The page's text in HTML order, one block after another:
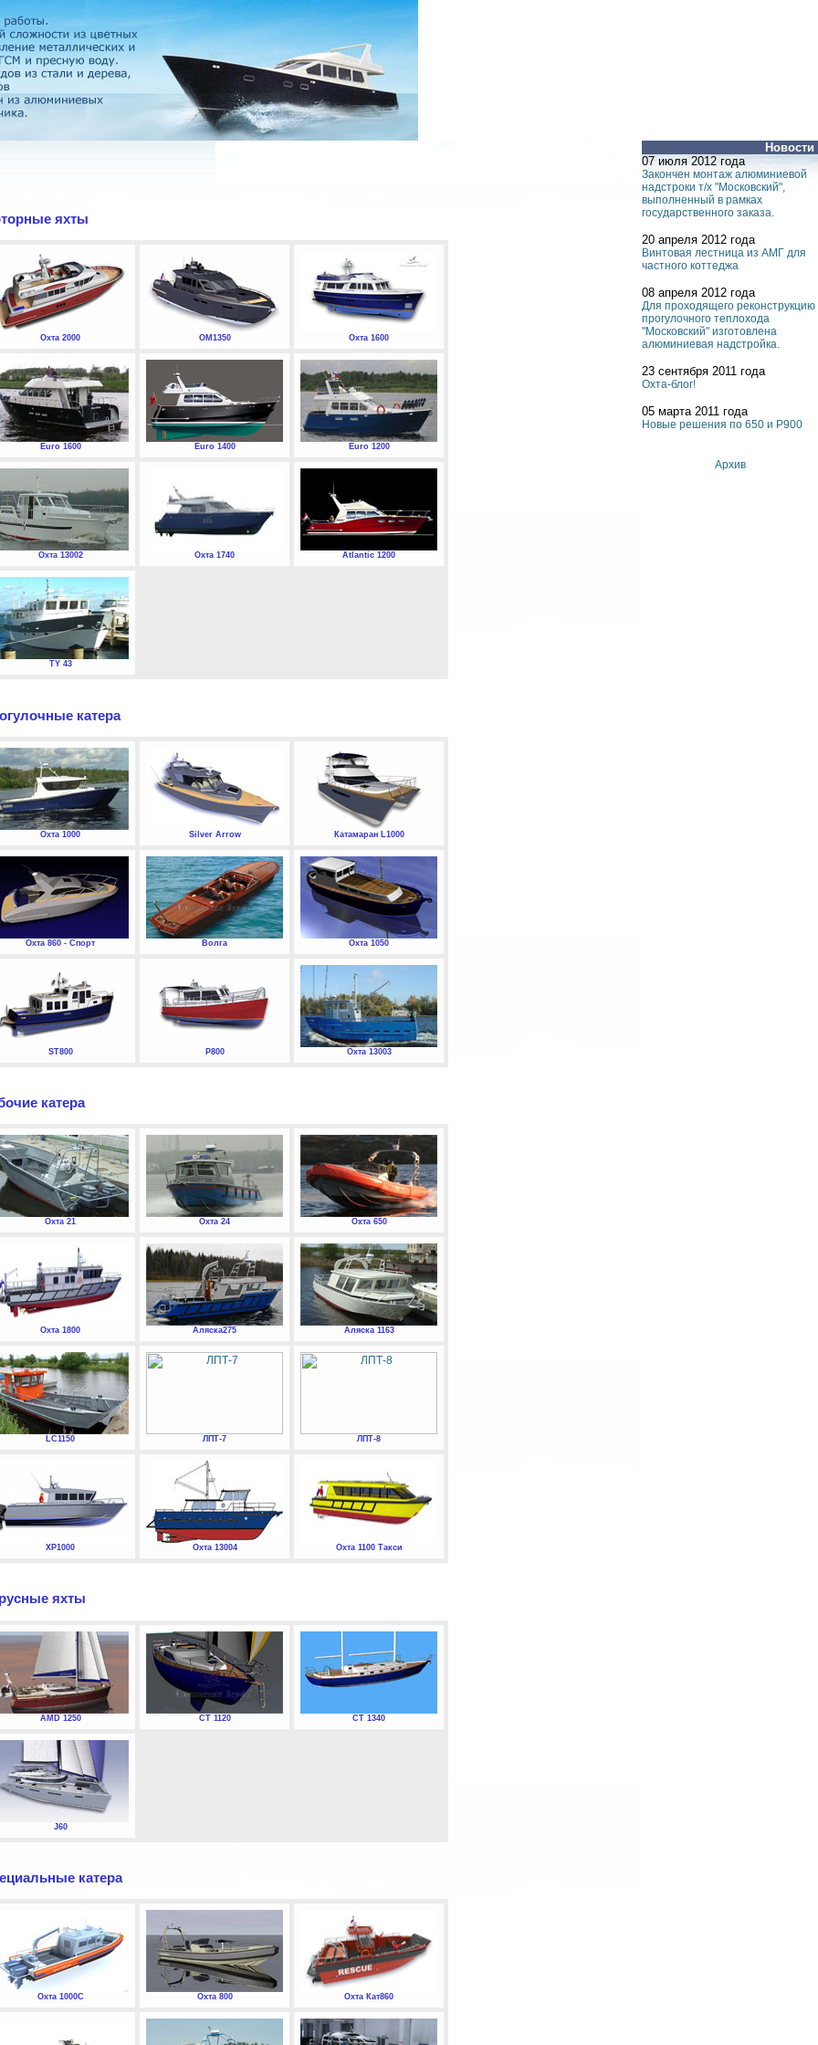
Новости
07 июля 2012 года
Закончен монтаж алюминиевой
надстроки т/х "Московский",
выполненный в рамках
государственного заказа.
20 апреля 2012 года
Винтовая лестница из АМГ для
частного коттеджа
08 апреля 2012 года
Для проходящего реконструкцию
прогулочного теплохода
"Московский" изготовлена
алюминиевая надстройка.
23 сентября 2011 года
Охта-блог!
05 марта 2011 года
Новые решения по 650 и P900
Архив
яхты
Охта 2000 ОМ1350 Охта 1600
Euro 1600 Euro 1400 Euro 1200
Охта 13002 Охта 1740 Atlantic 1200
TY 43
катера
Охта 1000 Silver Arrow Катамаран L1000
Охта 860 - Спорт Волга Охта 1050
ST800 P800 Охта 13003
катера
Охта 21 Охта 24 Охта 650
Охта 1800 Аляска275 Аляска 1163
LC1150 ЛПТ-7 ЛПТ-8
XP1000 Охта 13004 Охта 1100 Такси
яхты
AMD 1250 СТ 1120 СТ 1340
J60
катера
Охта 1000С Охта 800 Охта Кат860